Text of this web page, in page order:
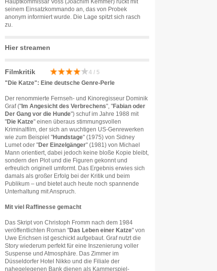
Hauptkommissar Voss (Joachim Kemmer) rückt mit
seinem Einsatzkommando an, das von Probek
anonym informiert wurde. Die Lage spitzt sich rasch
zu.
Hier streamen
Filmkritik 4 / 5
"Die Katze": Eine deutsche Genre-Perle
Der renommierte Fernseh- und Kinoregisseur Dominik
Graf (" Im Angesicht des Verbrechens", "Fabian oder
Der Gang vor die Hunde") schuf im Jahre 1988 mit
"Die Katze" einen überaus stimmungsvollen
Kriminalfilm, der sich an wuchtigen US-Genrewerken
wie zum Beispiel "Hundstage" (1975) von Sidney
Lumet oder "Der Einzelgänger" (1981) von Michael
Mann orientiert, dabei jedoch keine bloße Kopie bleibt,
sondern den Plot und die Figuren gekonnt und
erfreulich originell umformt. Das Ergebnis erwies sich
damals als großer Erfolg bei der Kritik und beim
Publikum – und bietet auch heute noch spannende
Unterhaltung mit Anspruch.
Mit viel Raffinesse gemacht
Das Skript von Christoph Fromm nach dem 1984
veröffentlichten Roman "Das Leben einer Katze" von
Uwe Erichsen ist geschickt aufgebaut. Graf nutzt die
Story wiederum perfekt für eine Inszenierung voller
Suspense und Atmosphäre. Das Zimmer im
Düsseldorfer Hotel Nikko und die Filiale der
nahegelegenen Bank dienen als Kammerspiel-